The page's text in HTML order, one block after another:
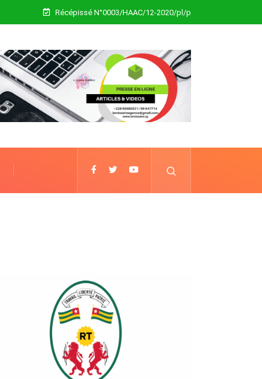
Récépissé N°0003/HAAC/12-2020/pl/p